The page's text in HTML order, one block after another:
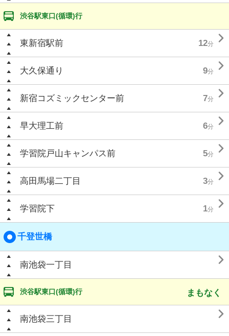
渋谷駅東口(循環)行
東新宿駅前 12分 
大久保通り 9分 
新宿コズミックセンター前 7分 
早大理工前 6分 
学習院戸山キャンパス前 5分 
高田馬場二丁目 3分 
学習院下 1分 
千登世橋
南池袋一丁目 
渋谷駅東口(循環)行 まもなく
南池袋三丁目 